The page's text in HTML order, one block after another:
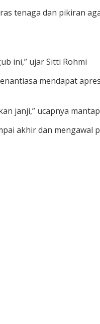
tenaga dan pikiran
ini,” ujar Sitti Rohmi
mendapat
janji,” ucapnya
akhir dan